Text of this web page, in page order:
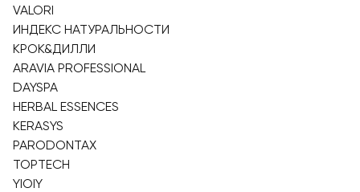
VALORI
ИНДЕКС НАТУРАЛЬНОСТИ
КРОК&ДИЛЛИ
ARAVIA PROFESSIONAL
DAYSPA
HERBAL ESSENCES
KERASYS
PARODONTAX
TOPTECH
YIOIY